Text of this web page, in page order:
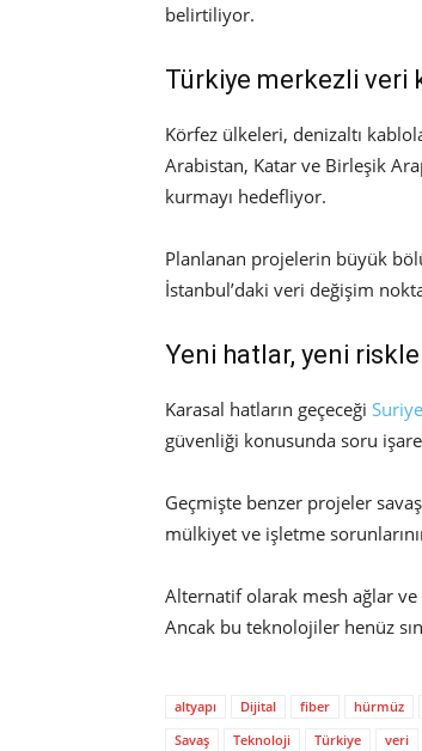
belirtiliyor.
Türkiye merkezli veri
Körfez ülkeleri, denizaltı
Arabistan, Katar ve Birleşik
kurmayı hedefliyor.
Planlanan projelerin büyük
İstanbul’daki veri değişim
Yeni hatlar, yeni
Karasal hatların geçeceği Suriye
güvenliği konusunda soru
Geçmişte benzer projeler
mülkiyet ve işletme
Alternatif olarak mesh ağlar
Ancak bu teknolojiler henüz
altyapı Dijital fiber hürmüz
Savaş
Teknoloji Türkiye veri